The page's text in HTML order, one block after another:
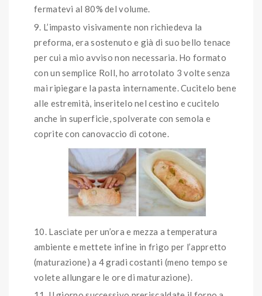
fermatevi al 80% del volume.
L’impasto visivamente non richiedeva la
preforma, era sostenuto e già di suo bello tenace
per cui a mio avviso non necessaria. Ho formato
con un semplice Roll, ho arrotolato 3 volte senza
mai ripiegare la pasta internamente. Cucitelo bene
alle estremità, inseritelo nel cestino e cucitelo
anche in superficie, spolverate con semola e
coprite con canovaccio di cotone.
Lasciate per un’ora e mezza a temperatura
ambiente e mettete infine in frigo per l’appretto
(maturazione) a 4 gradi costanti (meno tempo se
volete allungare le ore di maturazione).